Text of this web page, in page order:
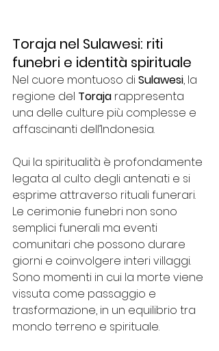
Toraja nel Sulawesi: riti
funebri e identità spirituale
Nel cuore montuoso di Sulawesi, la
regione del Toraja rappresenta
una delle culture più complesse e
affascinanti dell’Indonesia.
Qui la spiritualità è profondamente
legata al culto degli antenati e si
esprime attraverso rituali funerari.
Le cerimonie funebri non sono
semplici funerali ma eventi
comunitari che possono durare
giorni e coinvolgere interi villaggi.
Sono momenti in cui la morte viene
vissuta come passaggio e
trasformazione, in un equilibrio tra
mondo terreno e spirituale.